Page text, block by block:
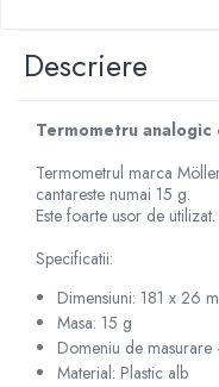
Electrozi neutri
Radiocautere
Aspiratoare de fum
Criocautere
cutii medicamente
Electrozi
Hartie
Accesorii pentru perfuzie
Descriere
Termometru
Termometrul marca
cantareste numai 15 g.
Este foarte usor de utilizat.
Specificatii:
Dimensiuni: 181 x 26
Masa: 15 g
Domeniu de
Material: Plastic alb